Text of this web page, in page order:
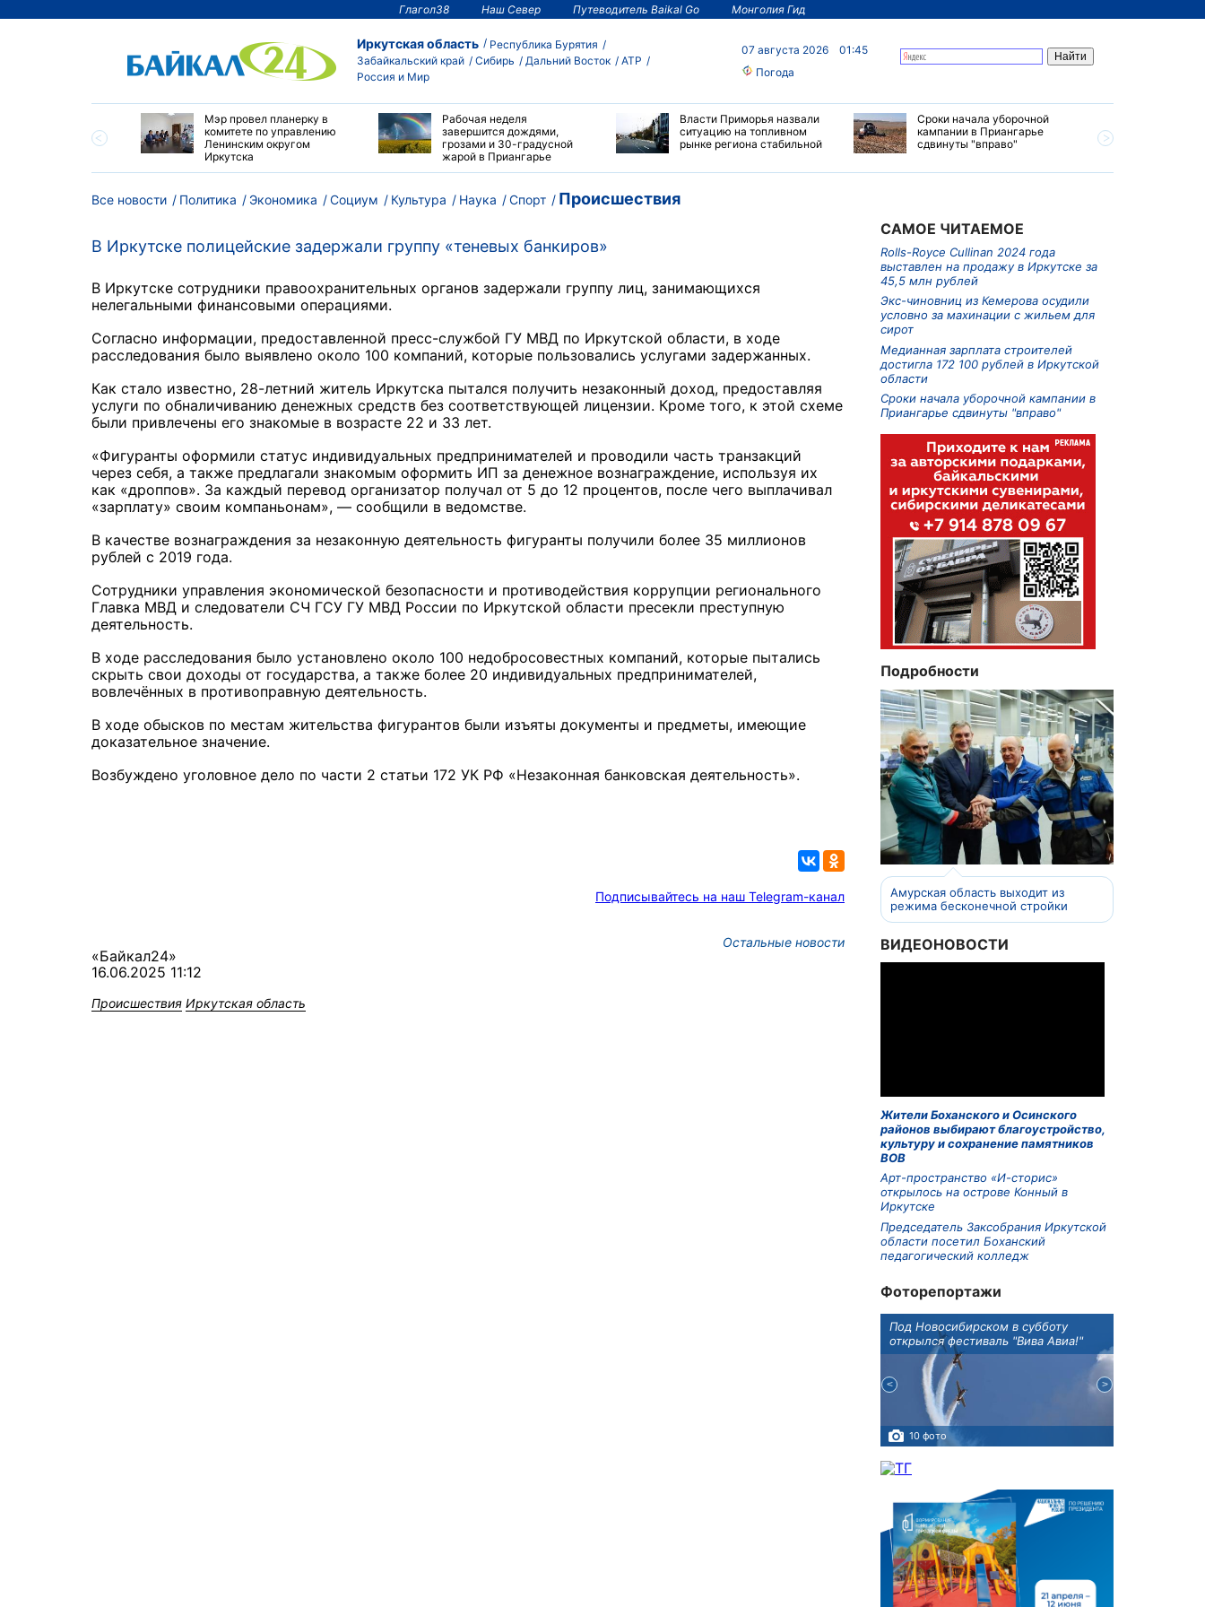
Глагол38 Наш Север Путеводитель Baikal Go Монголия Гид
Иркутская область
Республика Бурятия
Забайкальский край
Сибирь Дальний Восток
АТР
Россия и Мир
07 августа 2026
01:45
Погода
сделать
Мэр провел планерку в
комитете по управлению
Ленинским округом
Иркутска
Рабочая неделя
завершится дождями,
грозами и 30-градусной
жарой в Приангарье
Власти Приморья назвали
ситуацию на топливном
рынке региона стабильной
Сроки начала уборочной
кампании в Приангарье
сдвинуты "вправо"
Все новости Политика Экономика Социум Культура Наука Спорт Происшествия
В Иркутске полицейские задержали группу «теневых банкиров»
В Иркутске сотрудники правоохранительных органов задержали группу лиц, занимающихся
нелегальными финансовыми операциями.
Согласно информации, предоставленной пресс-службой ГУ МВД по Иркутской области, в ходе
расследования было выявлено около 100 компаний, которые пользовались услугами задержанных.
Как стало известно, 28-летний житель Иркутска пытался получить незаконный доход, предоставляя
услуги по обналичиванию денежных средств без соответствующей лицензии. Кроме того, к этой схеме
были привлечены его знакомые в возрасте 22 и 33 лет.
«Фигуранты оформили статус индивидуальных предпринимателей и проводили часть транзакций
через себя, а также предлагали знакомым оформить ИП за денежное вознаграждение, используя их
как «дроппов». За каждый перевод организатор получал от 5 до 12 процентов, после чего выплачивал
«зарплату» своим компаньонам», — сообщили в ведомстве.
В качестве вознаграждения за незаконную деятельность фигуранты получили более 35 миллионов
рублей с 2019 года.
Сотрудники управления экономической безопасности и противодействия коррупции регионального
Главка МВД и следователи СЧ ГСУ ГУ МВД России по Иркутской области пресекли преступную
деятельность.
В ходе расследования было установлено около 100 недобросовестных компаний, которые пытались
скрыть свои доходы от государства, а также более 20 индивидуальных предпринимателей,
вовлечённых в противоправную деятельность.
В ходе обысков по местам жительства фигурантов были изъяты документы и предметы, имеющие
доказательное значение.
Возбуждено уголовное дело по части 2 статьи 172 УК РФ «Незаконная банковская деятельность».
Подписывайтесь на наш Telegram-канал
Остальные новости
«Байкал24»
16.06.2025 11:12
Происшествия Иркутская область
САМОЕ ЧИТАЕМОЕ
Rolls-Royce Cullinan 2024 года
выставлен на продажу в Иркутске за
45,5 млн рублей
Экс-чиновниц из Кемерова осудили
условно за махинации с жильем для
сирот
Медианная зарплата строителей
достигла 172 100 рублей в Иркутской
области
Сроки начала уборочной кампании в
Приангарье сдвинуты "вправо"
Подробности
Амурская область выходит из
режима бесконечной стройки
ВИДЕОНОВОСТИ
Жители Боханского и Осинского
районов выбирают благоустройство,
культуру и сохранение памятников
ВОВ
Арт-пространство «И-сторис»
открылось на острове Конный в
Иркутске
Председатель Заксобрания Иркутской
области посетил Боханский
педагогический колледж
Фоторепортажи
Под Новосибирском в субботу
открылся фестиваль "Вива Авиа!"
10 фото